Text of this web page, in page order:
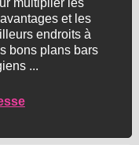
multiplier les
et les
endroits à
bons plans bars
...